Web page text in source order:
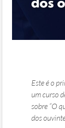
Este é o
um curso
sobre “O
dos